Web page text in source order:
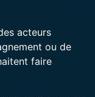
acteurs
ou de
faire